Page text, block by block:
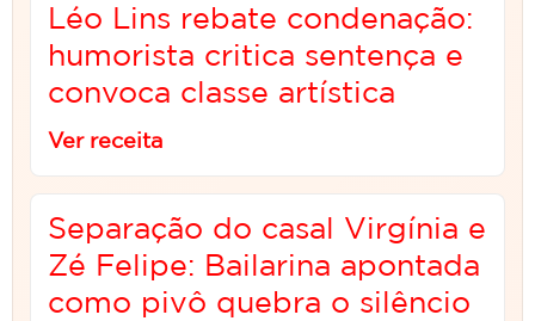
Léo Lins rebate condenação:
humorista critica sentença e
convoca classe artística
Ver receita
Separação do casal Virgínia e
Zé Felipe: Bailarina apontada
como pivô quebra o silêncio